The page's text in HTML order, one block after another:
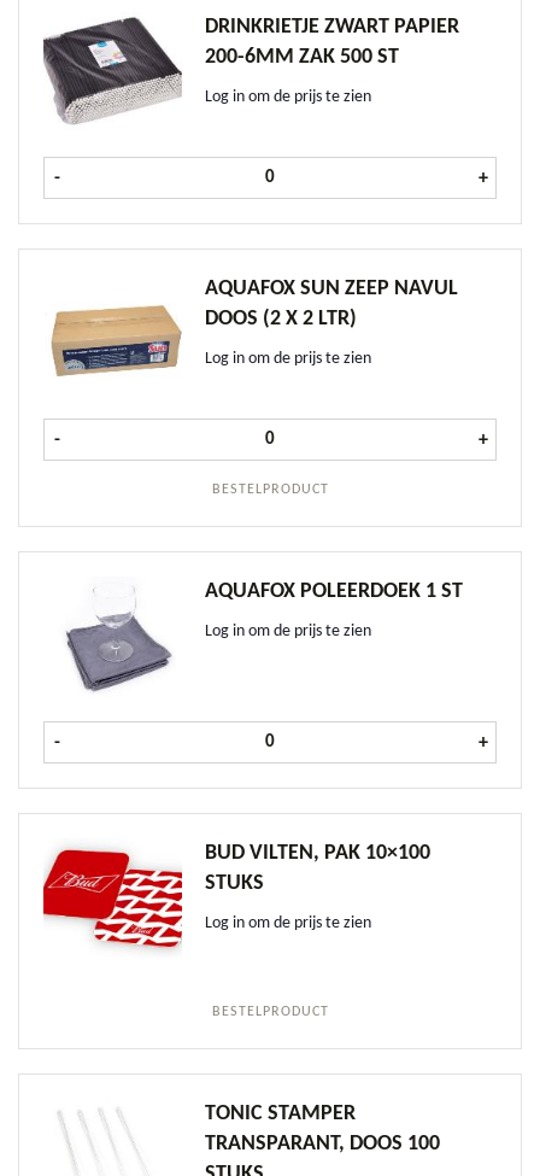
DRINKRIETJE ZWART PAPIER
200-6MM ZAK 500 ST
Log in om de prijs te zien
- Drinkrietje Zwart papier 200-6mm
+
AQUAFOX SUN ZEEP NAVUL
DOOS (2 X 2 LTR)
Log in om de prijs te zien
BESTELPRODUCT
- AquaFox SUN Zeep navul doos (2
+
AQUAFOX POLEERDOEK 1 ST
Log in om de prijs te zien
- AquaFox Poleerdoek 1 st aantal
+
BUD VILTEN, PAK 10×100
STUKS
Log in om de prijs te zien
BESTELPRODUCT
TONIC STAMPER
TRANSPARANT, DOOS 100